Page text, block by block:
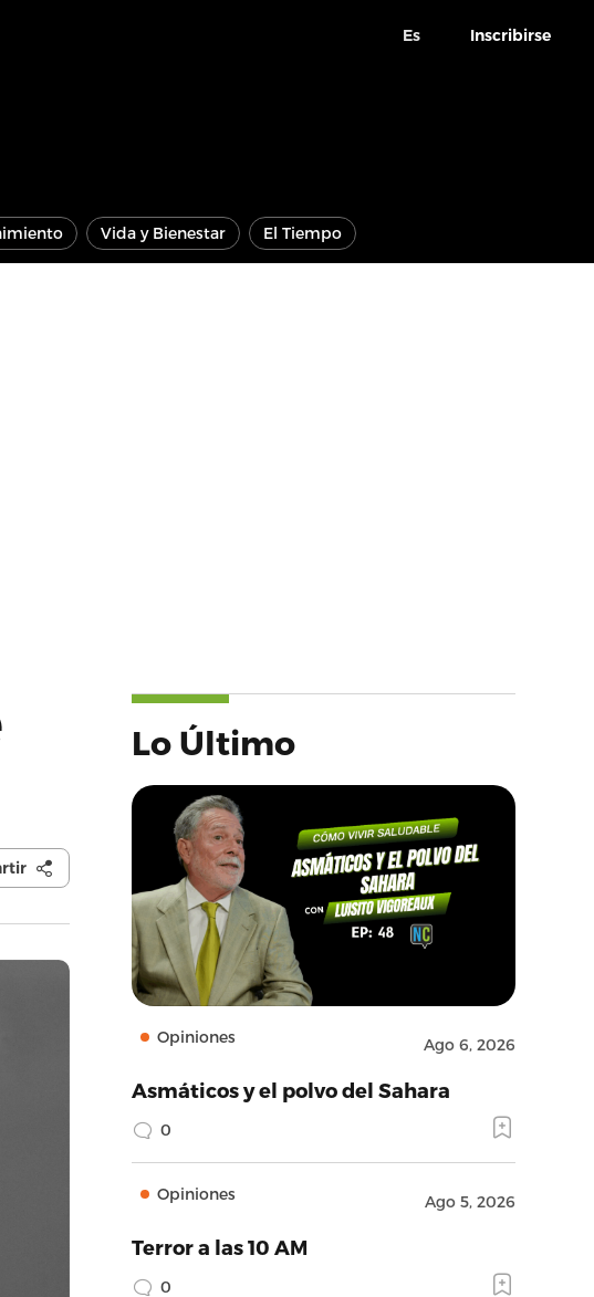
Es Inscribirse
Vida y Bienestar El Tiempo
Lo Último
Opiniones Ago 6, 2026
Asmáticos y el polvo del Sahara
0
Opiniones Ago 5, 2026
Terror a las 10 AM
0